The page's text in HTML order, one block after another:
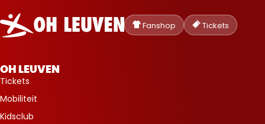
Oud-
Heverlee
Leuven
Fanshop Tickets
OH LEUVEN
Tickets
Mobiliteit
Kidsclub